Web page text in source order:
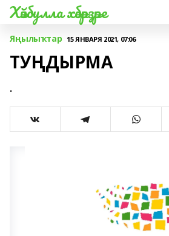
Хәйбулла хәбәрҙәре
Яңылыҡтар 15 ЯНВАРЯ 2021, 07:06
ТУҢДЫРМА
.